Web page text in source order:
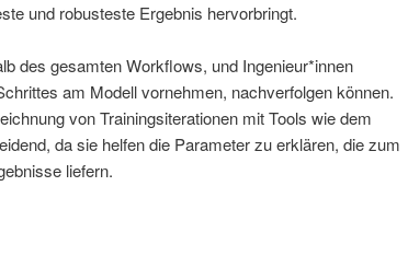
und robusteste Ergebnis hervorbringt.
des gesamten Workflows, und Ingenieur*innen
am Modell vornehmen, nachverfolgen können.
von Trainingsiterationen mit Tools wie dem
da sie helfen die Parameter zu erklären, die zum
liefern.